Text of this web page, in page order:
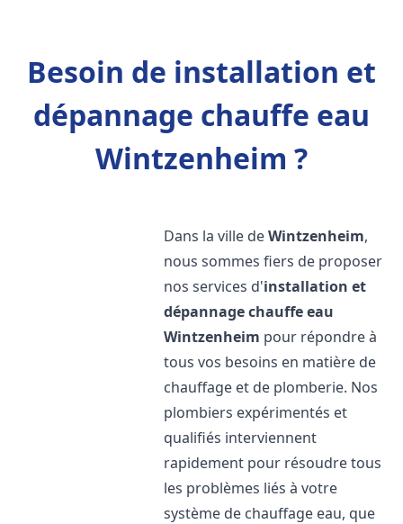
Besoin de installation et
dépannage chauffe eau
Wintzenheim ?
Dans la ville deWintzenheim,
nous sommes fiers de proposer
nos services d'installation et
dépannage chauffe eau
Wintzenheim pour répondre à
tous vos besoins en matière de
chauffage et de plomberie. Nos
plombiers expérimentés et
qualifiés interviennent
rapidement pour résoudre tous
les problèmes liés à votre
système de chauffage eau, que